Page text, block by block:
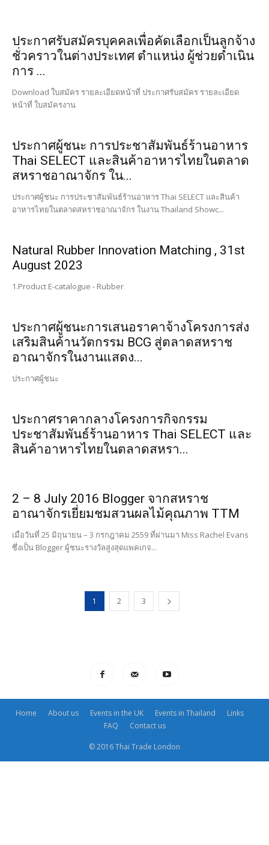
ประกาศรับสมัครบุคคลเพื่อคัดเลือกเป็นลูกจ้าง
ชั่วคราวในต่างประเทศ ตำแหน่ง ผู้ช่วยดำเนิน
การ ...
Download ใบสมัคร รายละเอียดหน้าที่ ประกาศรับสมัคร รายละเอียด
หน้าที่ ใบสมัครงาน
ประกาศผู้ชนะ การประชาสัมพันธ์ร้านอาหาร
Thai SELECT และสินค้าอาหารไทยในตลาด
สหราชอาณาจักร ใน...
ประกาศผู้ชนะ การประชาสัมพันธ์ร้านอาหาร Thai SELECT และสินค้า
อาหารไทยในตลาดสหราชอาณาจักร ในงาน Thailand Showc...
Natural Rubber Innovation Matching , 31st
August 2023
1.Product E-catalogue - Rubber
ประกาศผู้ชนะการเสนอราคาจ้างโครงการส่ง
เสริมสินค้านวัตกรรม BCG สู่ตลาดสหราช
อาณาจักรในงานแสดง...
ประกาศผู้ชนะ
ประกาศราคากลางโครงการกิจกรรม
ประชาสัมพันธ์ร้านอาหาร Thai SELECT และ
สินค้าอาหารไทยในตลาดสหรา...
2 – 8 July 2016 Blogger จากสหราช
อาณาจักรเยี่ยมชมสวนผลไม้คุณภาพ TTM
เมื่อวันที่ 25 มิถุนายน – 3 กรกฎาคม 2559 ที่ผ่านมา Miss Rachel Evans
ซึ่งเป็น Blogger ผู้ชนะรางวัลสูงสุดแพคเกจ...
1 2 3
Home About us Events in the UK Events in Thailand
Links
FAQ
Contact us
© 2016 Thai Trade London